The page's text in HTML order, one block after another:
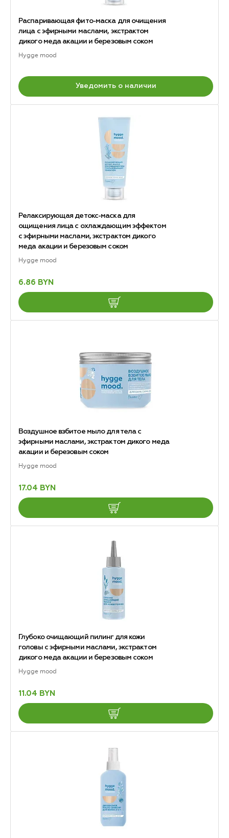
Распаривающая фито-маска для очищения
лица с эфирными маслами, экстрактом
дикого меда акации и березовым соком
Hygge mood
Уведомить о наличии
Релаксирующая детокс-маска для
ощищения лица с охлаждающим эффектом
с эфирными маслами, экстрактом дикого
меда акации и березовым соком
Hygge mood
6.86 BYN
Воздушное взбитое мыло для тела с
эфирными маслами, экстрактом дикого меда
акации и березовым соком
Hygge mood
17.04 BYN
Глубоко очищающий пилинг для кожи
головы с эфирными маслами, экстрактом
дикого меда акации и березовым соком
Hygge mood
11.04 BYN